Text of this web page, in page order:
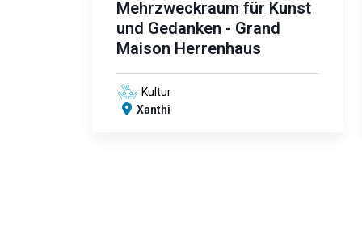
Mehrzweckraum für Kunst
und Gedanken - Grand
Maison Herrenhaus
Kultur
Xanthi